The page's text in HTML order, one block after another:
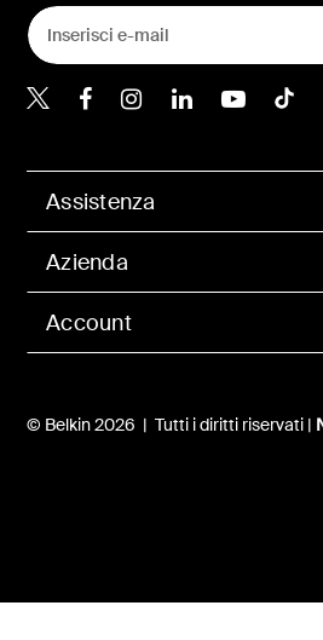
Account
Assistenza
Azienda
© Belkin 2026 | Tutti i diritti riservati |
Belkin Twitter
BelkinBelkinBelkin